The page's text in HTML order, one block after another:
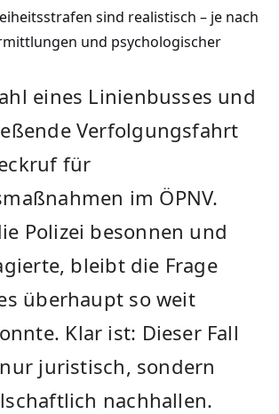
sind realistisch – je nach
und psychologischer
eines Linienbusses und
Verfolgungsfahrt
für
im ÖPNV.
Polizei besonnen und
bleibt die Frage
überhaupt so weit
Klar ist: Dieser Fall
juristisch, sondern
nachhallen.